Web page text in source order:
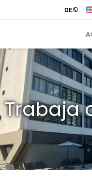
DE
Trabaja